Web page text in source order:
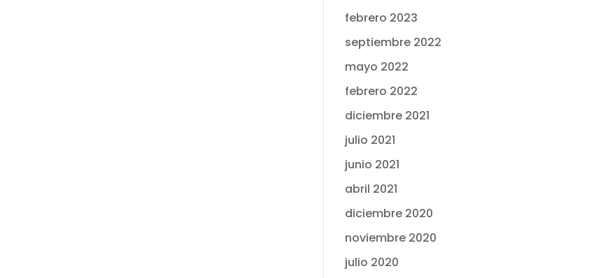
febrero 2023
septiembre 2022
mayo 2022
febrero 2022
diciembre 2021
julio 2021
junio 2021
abril 2021
diciembre 2020
noviembre 2020
julio 2020